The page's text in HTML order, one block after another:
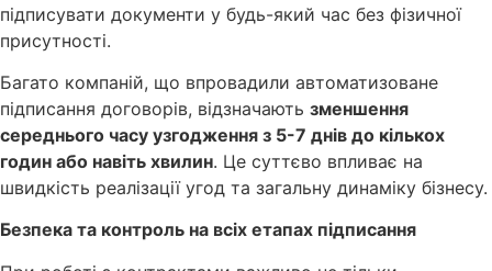
підписувати документи у будь-який час без фізичної
присутності.
Багато компаній, що впровадили автоматизоване
підписання договорів, відзначають зменшення
середнього часу узгодження з 5-7 днів до кількох
годин або навіть хвилин. Це суттєво впливає на
швидкість реалізації угод та загальну динаміку бізнесу.
Безпека та контроль на всіх етапах підписання